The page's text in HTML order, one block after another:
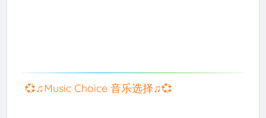
💞♫Music Choice 音乐选择♫💞